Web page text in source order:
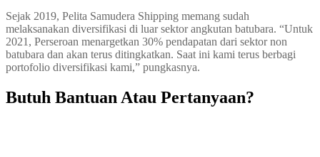
Sejak 2019, Pelita Samudera Shipping memang sudah
melaksanakan diversifikasi di luar sektor angkutan batubara. “Untuk
2021, Perseroan menargetkan 30% pendapatan dari sektor non
batubara dan akan terus ditingkatkan. Saat ini kami terus berbagi
portofolio diversifikasi kami,” pungkasnya.
Butuh Bantuan Atau Pertanyaan?